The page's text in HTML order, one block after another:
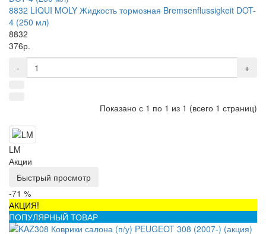
8832 LIQUI MOLY Жидкость тормозная Bremsenflussigkeit DOT-
4 (250 мл)
8832
376р.
-
+
Показано с 1 по 1 из 1 (всего 1 страниц)
LM
Акции
Быстрый просмотр
-71 %
АКЦИЯ!
ПОПУЛЯРНЫЙ ТОВАР